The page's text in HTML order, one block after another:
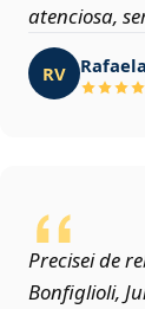
atenciosa,
RV
Precisei de
Bonfiglioli,